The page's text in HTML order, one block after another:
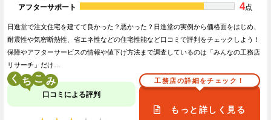
アフターサポート
4点
日進堂で注文住宅を建てて良かった？悪かった？日進堂の実例から価格面をはじめ、
耐震性や気密断熱性、省エネ性などの住宅性能など口コミで評判をチェックしよう！
保障やアフターサービスの情報や値下げ方法まで調査しているのは「みんなの工務店
リサーチ」だけ…
く こ
口コミによる評判
工務店の詳細をチェック！
もっと詳しく見る